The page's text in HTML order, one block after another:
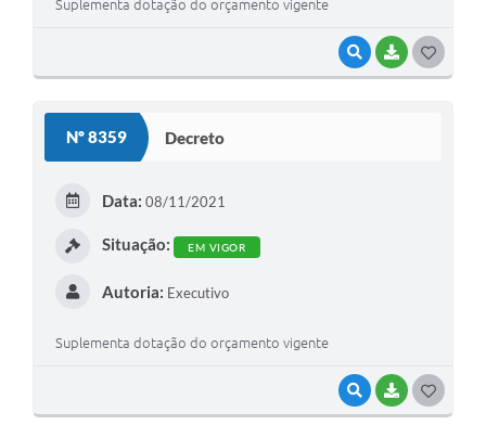
VISUALIZAR
BAIXAR
Suplementa dotação do orçamento vigente
Nº 8359 Decreto
VISUALIZAR
BAIXAR
Data: 08/11/2021
Situação: EM VIGOR
Autoria: Executivo
Suplementa dotação do orçamento vigente